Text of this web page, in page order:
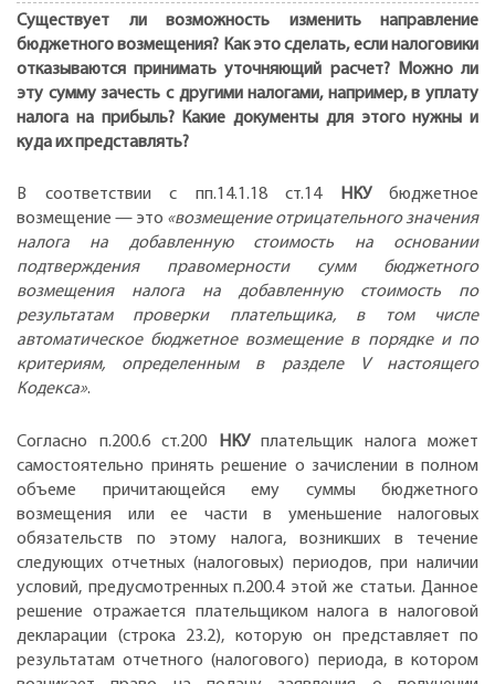
Существует ли возможность изменить направление
бюджетного возмещения? Как это сделать, если налоговики
отказываются принимать уточняющий расчет? Можно ли
эту сумму зачесть с другими налогами, например, в уплату
налога на прибыль? Какие документы для этого нужны и
куда их представлять?
В соответствии с пп.14.1.18 ст.14 НКУбюджетное
возмещение — это «возмещение отрицательного значения
налога на добавленную стоимость на основании
подтверждения правомерности сумм бюджетного
возмещения налога на добавленную стоимость по
результатам проверки плательщика, в том числе
автоматическое бюджетное возмещение в порядке и по
критериям, определенным в разделе V настоящего
Кодекса».
Согласно п.200.6 ст.200 НКУплательщик налога может
самостоятельно принять решение о зачислении в полном
объеме причитающейся ему суммы бюджетного
возмещения или ее части в уменьшение налоговых
обязательств по этому налога, возникших в течение
следующих отчетных (налоговых) периодов, при наличии
условий, предусмотренных п.200.4 этой же статьи. Данное
решение отражается плательщиком налога в налоговой
декларации (строка 23.2), которую он представляет по
результатам отчетного (налогового) периода, в котором